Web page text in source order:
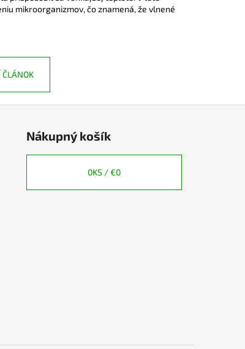
mikroorganizmov, čo znamená, že vlnené
ČLÁNOK
Nákupný košík
0KS /€0